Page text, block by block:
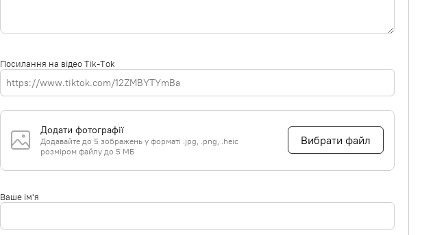
Посилання на відео Tik-Tok
Додати фотографії
Додавайте до 5 зображень у форматі .jpg, .png, .heic
розміром файлу до 5 МБ
Вибрати файл
Ваше ім'я